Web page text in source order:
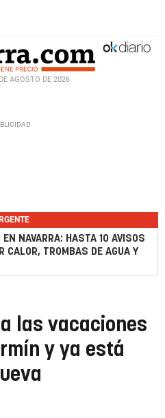
AGOSTO DE 2026
NAVARRA: HASTA 10 AVISOS
CALOR, TROMBAS DE AGUA Y
las vacaciones
y ya está